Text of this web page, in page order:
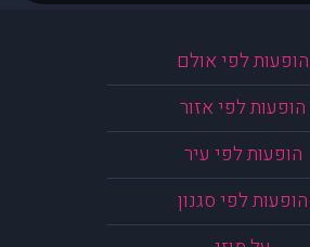
הופעות לפי אולם
הופעות לפי אזור
הופעות לפי עיר
הופעות לפי סגנון